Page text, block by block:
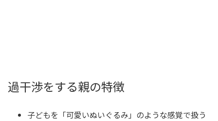
過干渉をする親の特徴
子どもを「可愛いぬいぐるみ」のような感覚で扱う